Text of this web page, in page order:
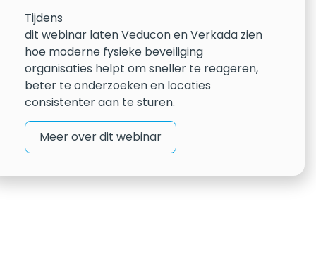
Tijdens
dit webinar laten Veducon en Verkada zien
hoe moderne fysieke beveiliging
organisaties helpt om sneller te reageren,
beter te onderzoeken en locaties
consistenter aan te sturen.
Meer over dit webinar